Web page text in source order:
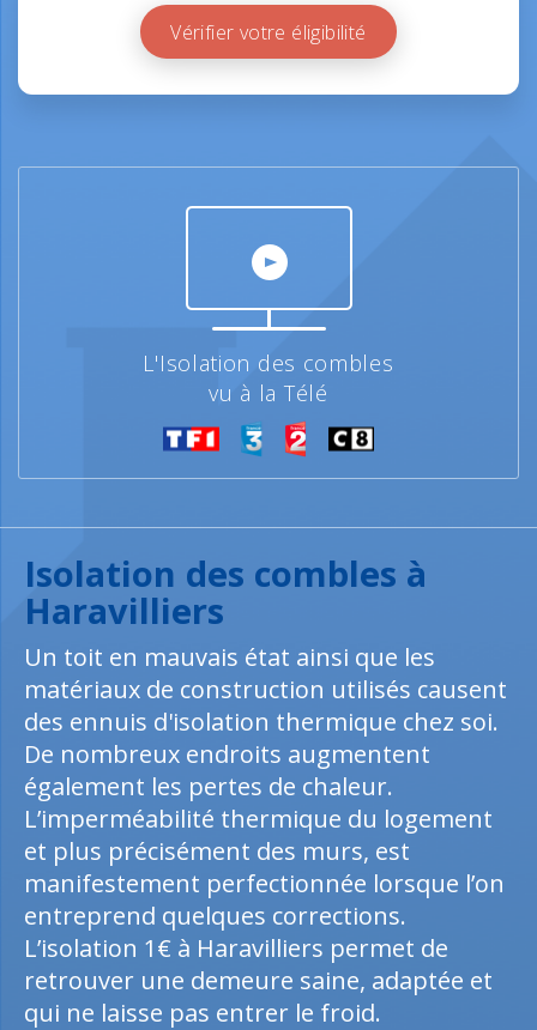
Vérifier votre éligibilité
L'Isolation des combles
vu à la Télé
Isolation des combles à
Haravilliers
Un toit en mauvais état ainsi que les
matériaux de construction utilisés causent
des ennuis d'isolation thermique chez soi.
De nombreux endroits augmentent
également les pertes de chaleur.
L’imperméabilité thermique du logement
et plus précisément des murs, est
manifestement perfectionnée lorsque l’on
entreprend quelques corrections.
L’isolation 1€ à Haravilliers permet de
retrouver une demeure saine, adaptée et
qui ne laisse pas entrer le froid.